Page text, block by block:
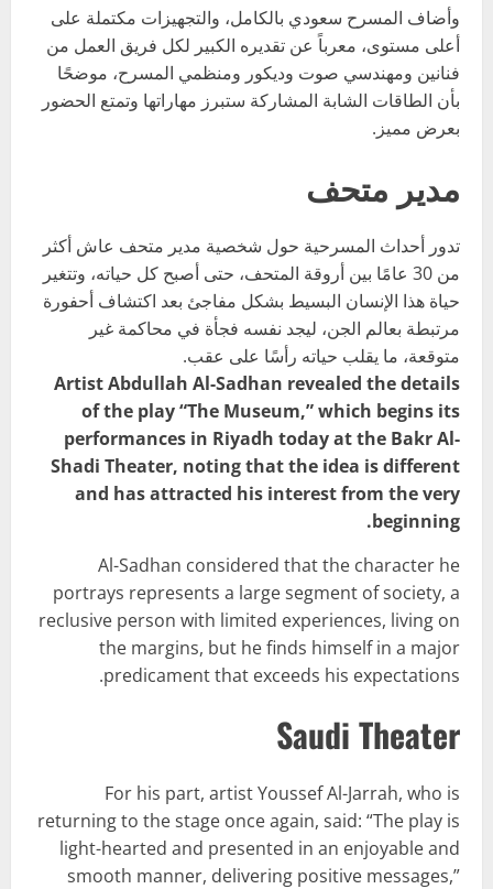
وأضاف المسرح سعودي بالكامل، والتجهيزات مكتملة على
أعلى مستوى، معرباً عن تقديره الكبير لكل فريق العمل من
فنانين ومهندسي صوت وديكور ومنظمي المسرح، موضحًا
بأن الطاقات الشابة المشاركة ستبرز مهاراتها وتمتع الحضور
بعرض مميز.
مدير متحف
تدور أحداث المسرحية حول شخصية مدير متحف عاش أكثر
من 30 عامًا بين أروقة المتحف، حتى أصبح كل حياته، وتتغير
حياة هذا الإنسان البسيط بشكل مفاجئ بعد اكتشاف أحفورة
مرتبطة بعالم الجن، ليجد نفسه فجأة في محاكمة غير
متوقعة، ما يقلب حياته رأسًا على عقب.
Artist Abdullah Al-Sadhan revealed the details
of the play “The Museum,” which begins its
performances in Riyadh today at the Bakr Al-
Shadi Theater, noting that the idea is different
and has attracted his interest from the very
beginning.
Al-Sadhan considered that the character he
portrays represents a large segment of society, a
reclusive person with limited experiences, living on
the margins, but he finds himself in a major
predicament that exceeds his expectations.
Saudi Theater
For his part, artist Youssef Al-Jarrah, who is
returning to the stage once again, said: “The play is
light-hearted and presented in an enjoyable and
smooth manner, delivering positive messages,”